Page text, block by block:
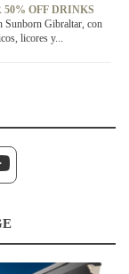
50% OFF DRINKS
Sunborn Gibraltar, con
licores y...